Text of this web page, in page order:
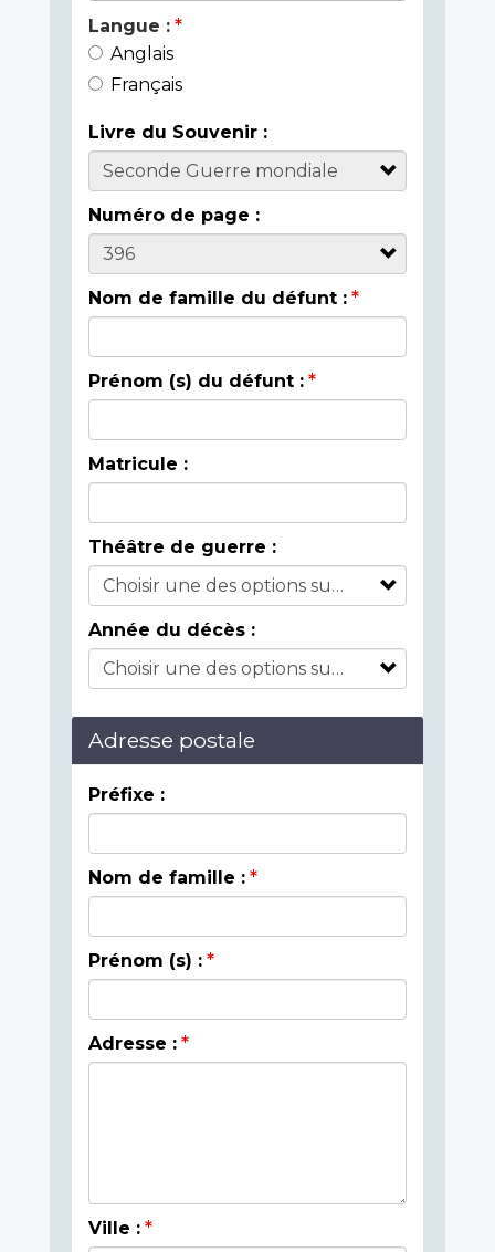
Langue :
Anglais
Français
Livre du Souvenir :
Numéro de page :
Nom de famille du défunt :
Prénom (s) du défunt :
Matricule :
Théâtre de guerre :
Année du décès :
Adresse postale
Préfixe :
Nom de famille :
Prénom (s) :
Adresse :
Ville :